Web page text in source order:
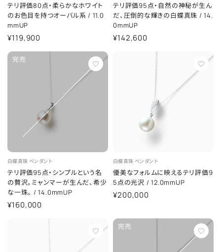
テリ評価80点・柔らかなホワイト
のお色目を持つオーバル系 / 11.0
mmUP
¥119,900
テリ評価95点・自然の神秘が生ん
だ、圧倒的な輝きの白蝶真珠 /14.
0mmUP
¥142,600
白蝶真珠 ペンダント
テリ評価95点・シンプルという名
の贅沢。ミャンマーが生んだ、希少
な一珠。 /14.0mmUP
¥160,000
完売
白蝶真珠 ペンダント
優美なフォルムに映えるテリ評価9
5点の光沢 /12.0mmUP
¥200,000
完売